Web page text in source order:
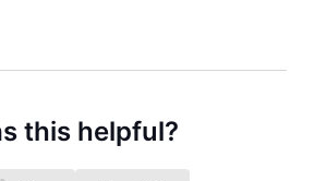
this helpful?